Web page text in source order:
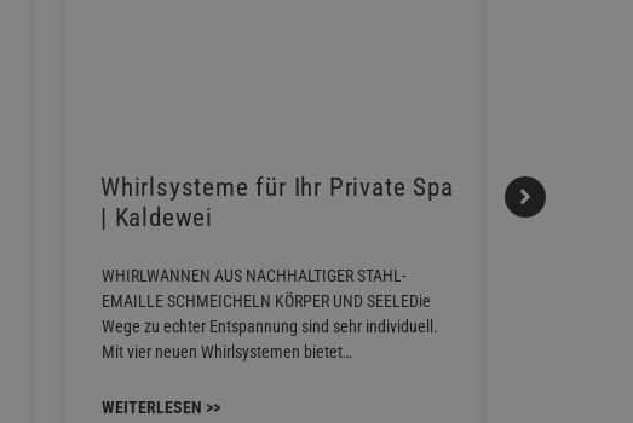
Whirlsysteme für Ihr Private Spa
| Kaldewei
WHIRLWANNEN AUS NACHHALTIGER STAHL-
EMAILLE SCHMEICHELN KÖRPER UND SEELEDie
Wege zu echter Entspannung sind sehr individuell.
Mit vier neuen Whirlsystemen bietet…
WEITERLESEN >>